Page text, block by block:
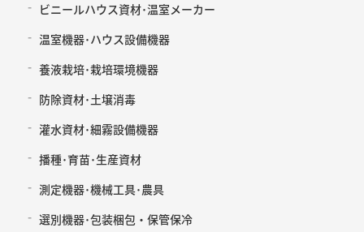
ビニールハウス資材･温室メーカー
温室機器･ハウス設備機器
養液栽培･栽培環境機器
防除資材･土壌消毒
灌水資材･細霧設備機器
播種･育苗･生産資材
測定機器･機械工具･農具
選別機器･包装梱包・保管保冷